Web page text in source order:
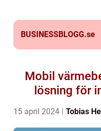
BUSINESSBLOGG.se
Mobil
lösning för
15 april 2024 Tobias